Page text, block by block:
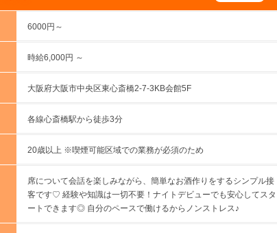
6000円～
時給6,000円 ～
大阪府大阪市中央区東心斎橋2-7-3KB会館5F
各線心斎橋駅から徒歩3分
20歳以上 ※喫煙可能区域での業務が必須のため
席について会話を楽しみながら、簡単なお酒作りをするシンプル接
客です♡ 経験や知識は一切不要！ナイトデビューでも安心してスタ
ートできます◎ 自分のペースで働けるからノンストレス♪